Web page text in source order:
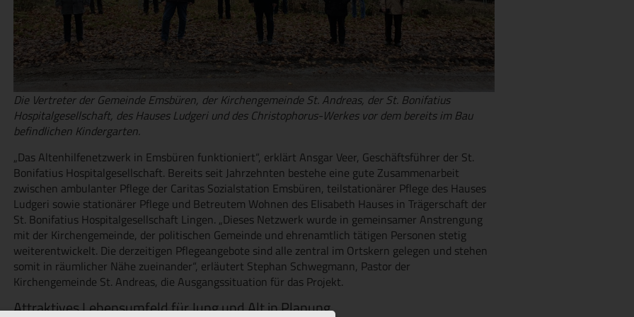
Die Vertreter der Gemeinde Emsbüren, der Kirchengemeinde St. Andreas, der St. Bonifatius
Hospitalgesellschaft, des Hauses Ludgeri und des Christophorus-Werkes vor dem bereits im Bau
befindlichen Kindergarten.
„Das Altenhilfenetzwerk in Emsbüren funktioniert“, erklärt Ansgar Veer, Geschäftsführer der St.
Bonifatius Hospitalgesellschaft. Bereits seit Jahrzehnten bestehe eine gute Zusammenarbeit
zwischen ambulanter Pflege der Caritas Sozialstation Emsbüren, teilstationärer Pflege des Hauses
Ludgeri sowie stationärer Pflege und Betreutem Wohnen des Elisabeth Hauses in Trägerschaft der
St. Bonifatius Hospitalgesellschaft Lingen. „Dieses Netzwerk wurde in gemeinsamer Anstrengung
mit der Kirchengemeinde, der politischen Gemeinde und ehrenamtlich tätigen Personen stetig
weiterentwickelt. Die derzeitigen Pflegeangebote sind alle zentral im Ortskern gelegen und stehen
somit in räumlicher Nähe zueinander“, erläutert Stephan Schwegmann, Pastor der
Kirchengemeinde St. Andreas, die Ausgangssituation für das Projekt.
Attraktives Lebensumfeld für Jung und Alt in Planung